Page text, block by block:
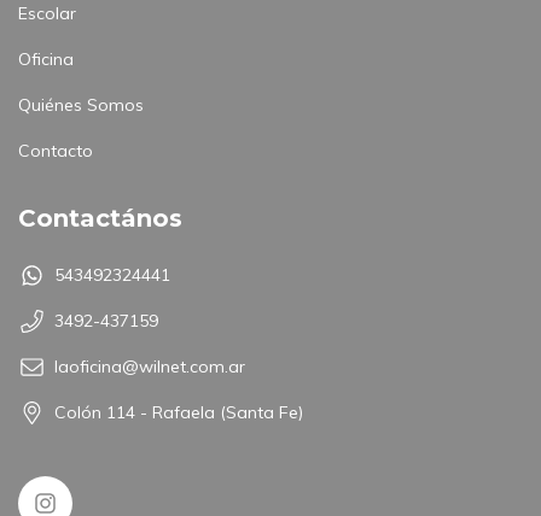
Escolar
Oficina
Quiénes Somos
Contacto
Contactános
543492324441
3492-437159
laoficina@wilnet.com.ar
Colón 114 - Rafaela (Santa Fe)